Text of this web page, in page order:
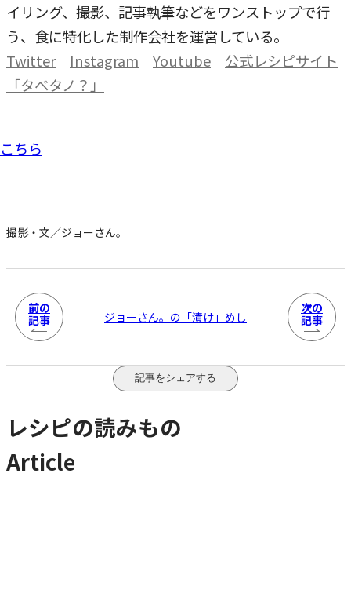
イリング、撮影、記事執筆などをワンストップで行
う、食に特化した制作会社を運営している。
Twitter
Instagram Youtube
公式レシピサイト
「タベタノ？」
撮影・文／ジョーさん。
前の
記事
ジョーさん。の「漬け」めし
次の
記事
記事をシェアする
レシピの読みもの
Article